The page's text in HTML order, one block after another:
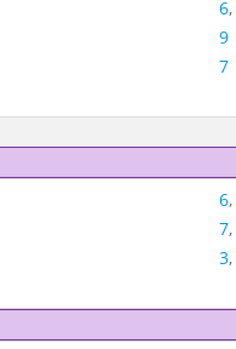
6,
9
7
6,
7,
3,